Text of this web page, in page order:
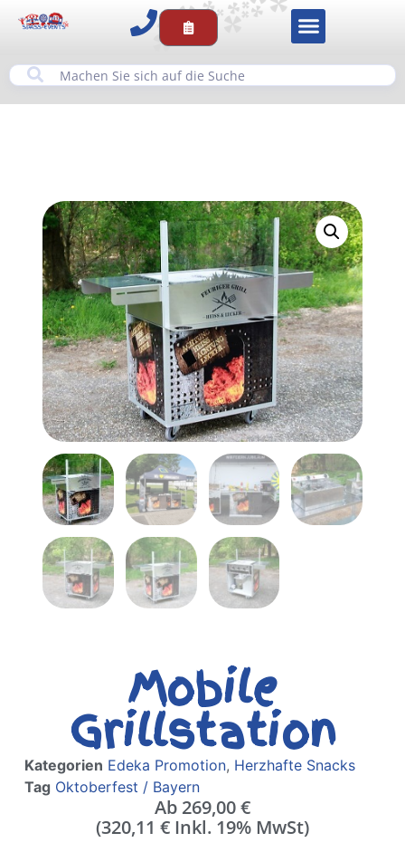
Mobile
Grillstation
Kategorien Edeka Promotion, Herzhafte Snacks
Tag Oktoberfest / Bayern
Ab 269,00€
(320,11 € Inkl. 19% MwSt)